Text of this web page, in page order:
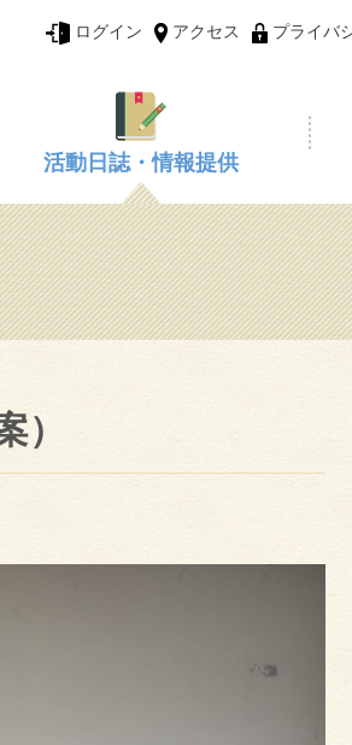
ログイン アクセス プライバ
活動日誌・情報提供
）